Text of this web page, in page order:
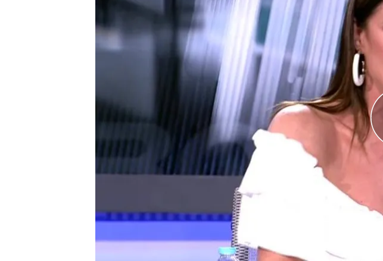
La periodista comenta un inconveniente que
de familia
"Pusieron que me llamaba Laura como mi
Compartir
Tras el testimonio de una mujer que fue a renovar
de Valencia y el funcionario que le atendía le
de su existencia por un error
escritoraLucía Etxebarria,
comentaban en plató
sufrido problemas con sus identidades.